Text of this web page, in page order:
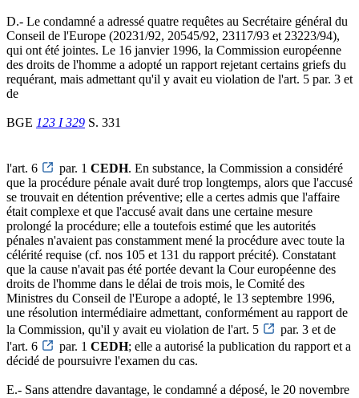
D.- Le condamné a adressé quatre requêtes au Secrétaire général du
Conseil de l'Europe (20231/92, 20545/92, 23117/93 et 23223/94),
qui ont été jointes. Le 16 janvier 1996, la Commission européenne
des droits de l'homme a adopté un rapport rejetant certains griefs du
requérant, mais admettant qu'il y avait eu violation de l'art. 5 par. 3 et
de
BGE 123 I 329 S. 331
l'art. 6 par. 1 CEDH. En substance, la Commission a considéré
que la procédure pénale avait duré trop longtemps, alors que l'accusé
se trouvait en détention préventive; elle a certes admis que l'affaire
était complexe et que l'accusé avait dans une certaine mesure
prolongé la procédure; elle a toutefois estimé que les autorités
pénales n'avaient pas constamment mené la procédure avec toute la
célérité requise (cf. nos 105 et 131 du rapport précité). Constatant
que la cause n'avait pas été portée devant la Cour européenne des
droits de l'homme dans le délai de trois mois, le Comité des
Ministres du Conseil de l'Europe a adopté, le 13 septembre 1996,
une résolution intermédiaire admettant, conformément au rapport de
la Commission, qu'il y avait eu violation de l'art. 5
par. 3 et de
l'art. 6
par. 1 CEDH; elle a autorisé la publication du rapport et a
décidé de poursuivre l'examen du cas.
E.- Sans attendre davantage, le condamné a déposé, le 20 novembre